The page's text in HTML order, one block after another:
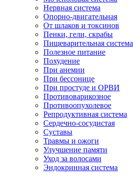
Нервная система
Опорно-двигательная
От шлаков и токсинов
Пенки, гели, скрабы
Пищеварительная система
Полезное питание
Похудение
При анемии
При бессонице
При простуде и ОРВИ
Противоварикозное
Противоопухолевое
Репродуктивная система
Сердечно-сосудистая
Суставы
Травмы и ожоги
Улучшение памяти
Уход за волосами
Эндокринная система